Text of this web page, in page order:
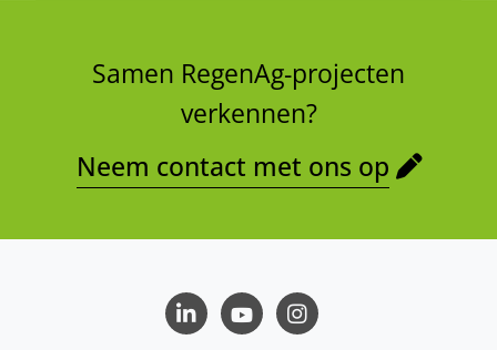
Samen RegenAg-projecten
verkennen?
Neem contact met ons op
LinkedInYoutubeInstagram